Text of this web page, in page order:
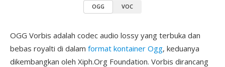
OGG VOC
OGG Vorbis adalah codec audio lossy yang terbuka dan
bebas royalti di dalam format kontainer Ogg, keduanya
dikembangkan oleh Xiph.Org Foundation. Vorbis dirancang